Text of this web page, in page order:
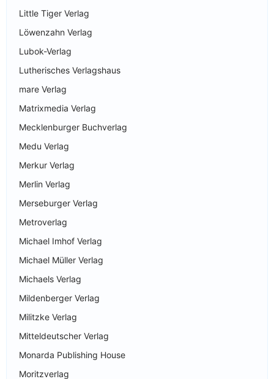
Little Tiger Verlag
Löwenzahn Verlag
Lubok-Verlag
Lutherisches Verlagshaus
mare Verlag
Matrixmedia Verlag
Mecklenburger Buchverlag
Medu Verlag
Merkur Verlag
Merlin Verlag
Merseburger Verlag
Metroverlag
Michael Imhof Verlag
Michael Müller Verlag
Michaels Verlag
Mildenberger Verlag
Militzke Verlag
Mitteldeutscher Verlag
Monarda Publishing House
Moritzverlag